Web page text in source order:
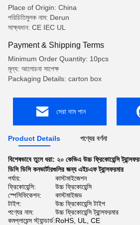
Place of Origin: China
পরিচিতিমুলক নাম: Derun
সাক্ষ্যদান: CE IEC UL
Payment & Shipping Terms
Minimum Order Quantity: 10pcs
মূল্য: আলোচনা সাপেক্ষ
Packaging Details: carton box
সেরা দাম পান
Product Details পণ্যের বর্ণনা
বিশেষভাবে তুলে ধরা: ২০ কেভিএ উচ্চ ফ্রিকোয়েন্সি
ডিসি ডিসি কনভার্টারগুলির জন্য এইচএফ ট্রান্সফরমার
পর্যায়:
কাস্টমাইজেশন
ফ্রিকোয়েন্সি:
উচ্চ ফ্রিকোয়েন্সি
স্পেসিফিকেশন:
কাস্টমাইজড
টাইপ:
উচ্চ ফ্রিকোয়েন্সি টাইপ
পণ্যের নাম:
উচ্চ ফ্রিকোয়েন্সি ট্রান্সফরমার
কমপ্লায়েন্স স্ট্যান্ডার্ড:RoHS, UL, CE